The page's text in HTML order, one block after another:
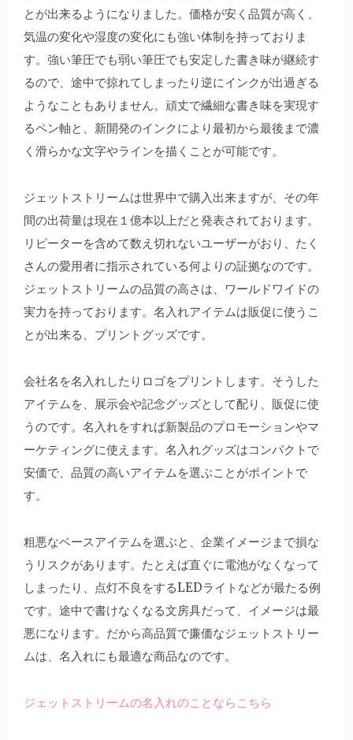
とが出来るようになりました。 価格が安く品質が高く、
気温の変化や湿度の変化にも強い体制を持っておりま
す。強い筆圧でも弱い筆圧でも安定した書き味が継続す
るので、途中で掠れてしまったり逆にインクが出過ぎる
ようなこともありません。頑丈で繊細な書き味を実現す
るペン軸と、新開発のインクにより最初から最後まで濃
く滑らかな文字やラインを描くことが可能です。
ジェットストリームは世界中で購入出来ますが、その年
間の出荷量は現在１億本以上だと発表されております。
リピーターを含めて数え切れないユーザーがおり、たく
さんの愛用者に指示されている何よりの証拠なのです。
ジェットストリームの品質の高さは、ワールドワイドの
実力を持っております。名入れアイテムは販促に使うこ
とが出来る、プリントグッズです。
会社名を名入れしたりロゴをプリントします。そうした
アイテムを、展示会や記念グッズとして配り、販促に使
うのです。名入れをすれば新製品のプロモーションやマ
ーケティングに使えます。名入れグッズはコンパクトで
安価で、品質の高いアイテムを選ぶことがポイントで
す。
粗悪なベースアイテムを選ぶと、企業イメージまで損な
うリスクがあります。たとえば直ぐに電池がなくなって
しまったり、点灯不良をするLEDライトなどが最たる例
です。途中で書けなくなる文房具だって、イメージは最
悪になります。だから高品質で廉価なジェットストリー
ムは、名入れにも最適な商品なのです。
ジェットストリームの名入れのことならこちら